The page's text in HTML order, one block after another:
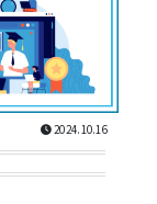
2024.10.16